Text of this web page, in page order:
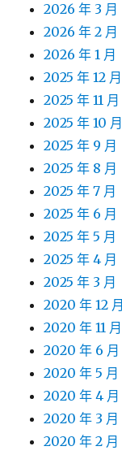
2026 年 3 月
2026 年 2 月
2026 年 1 月
2025 年 12 月
2025 年 11 月
2025 年 10 月
2025 年 9 月
2025 年 8 月
2025 年 7 月
2025 年 6 月
2025 年 5 月
2025 年 4 月
2025 年 3 月
2020 年 12 月
2020 年 11 月
2020 年 6 月
2020 年 5 月
2020 年 4 月
2020 年 3 月
2020 年 2 月